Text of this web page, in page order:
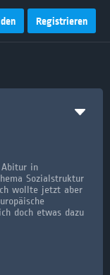
Registrieren
Abitur in
Sozialstruktur
wollte jetzt aber
doch etwas dazu